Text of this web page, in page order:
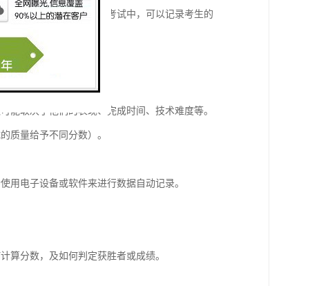
成比赛所用的时间；在考试中，可以记录考生的
取决于他们的表现、完成时间、技术难度等。
质量给予不同分数）。
用电子设备或软件来进行数据自动记录。
算分数，及如何判定获胜者或成绩。